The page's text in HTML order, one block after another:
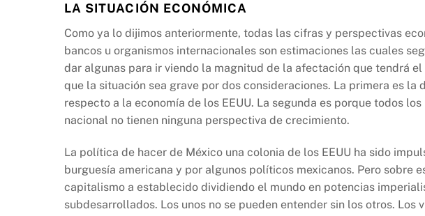
LA SITUACIÓN ECONÓMICA
Como ya lo dijimos anteriormente, todas las cifras y perspectivas
bancos u organismos internacionales son estimaciones las cuales
dar algunas para ir viendo la magnitud de la afectación que tendrá
que la situación sea grave por dos consideraciones. La primera es la
respecto a la economía de los EEUU. La segunda es porque todos
nacional no tienen ninguna perspectiva de crecimiento.
La política de hacer de México una colonia de los EEUU ha sido
burguesía americana y por algunos políticos mexicanos. Pero sobre
capitalismo a establecido dividiendo el mundo en potencias
subdesarrollados. Los unos no se pueden entender sin los otros.